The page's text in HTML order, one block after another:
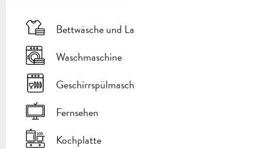
Bettwäsche und Laken
Waschmaschine
Geschirrspülmaschine
Fernsehen
Kochplatte